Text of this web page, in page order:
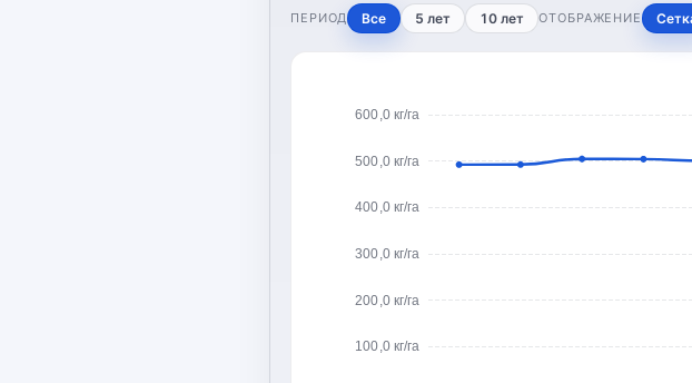
ПЕРИОД Все 5 лет 10 лет ОТОБРАЖЕНИЕ
100,0 кг/га
200,0 кг/га
300,0 кг/га
400,0 кг/га
500,0 кг/га
600,0 кг/га